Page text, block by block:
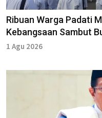
Ribuan Warga Padati
Kebangsaan Sambut
1 Agu 2026